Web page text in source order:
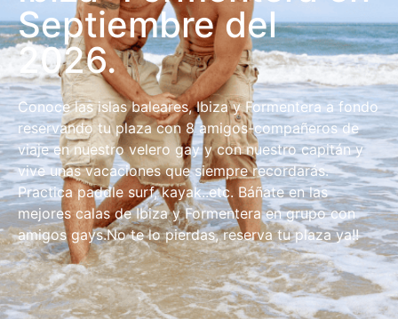
Septiembre del
2026.
Conoce las islas baleares, Ibiza y Formentera a fondo
reservando tu plaza con 8 amigos-compañeros de
viaje en nuestro velero gay y con nuestro capitán y
vive unas vacaciones que siempre recordarás.
Practica paddle surf, kayak..etc. Báñate en las
mejores calas de Ibiza y Formentera en grupo con
amigos gays.No te lo pierdas, reserva tu plaza ya!!